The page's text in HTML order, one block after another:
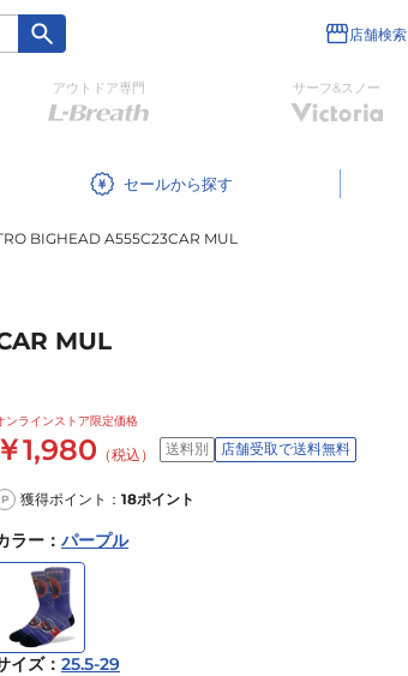
店舗検索
アウトドア専門 サーフ&スノー
セール
BIGHEAD A555C23CAR MUL
MUL
ンラインストア限定価格
￥1,980 （税込） 送料別 店舗受取で送料無料
P 獲得ポイント： 18ポイント
ラー ： パープル
イズ： 25.5-29